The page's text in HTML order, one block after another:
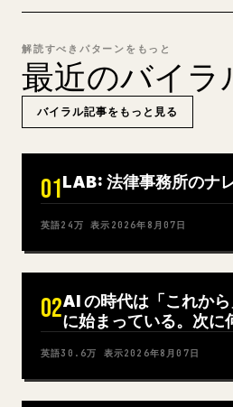
解読すべきパターンをもっと
最近のバイラ
バイラル記事をもっと見る
01LAB: 法律事務所のナ
英語24万 表示 2026年8月07日
02AI の時代は「これか
に始まっている。次に
英語30.6万 表示2026年8月07日